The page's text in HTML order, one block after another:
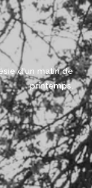
d'un matin de
printemps.